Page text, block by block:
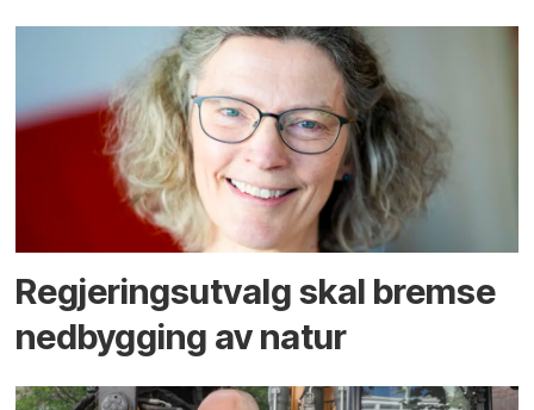
Regjerings­utvalg skal bremse
ned­bygging av natur